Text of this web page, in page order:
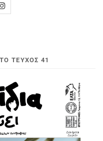
ΤΕΎΧΟΣ 41